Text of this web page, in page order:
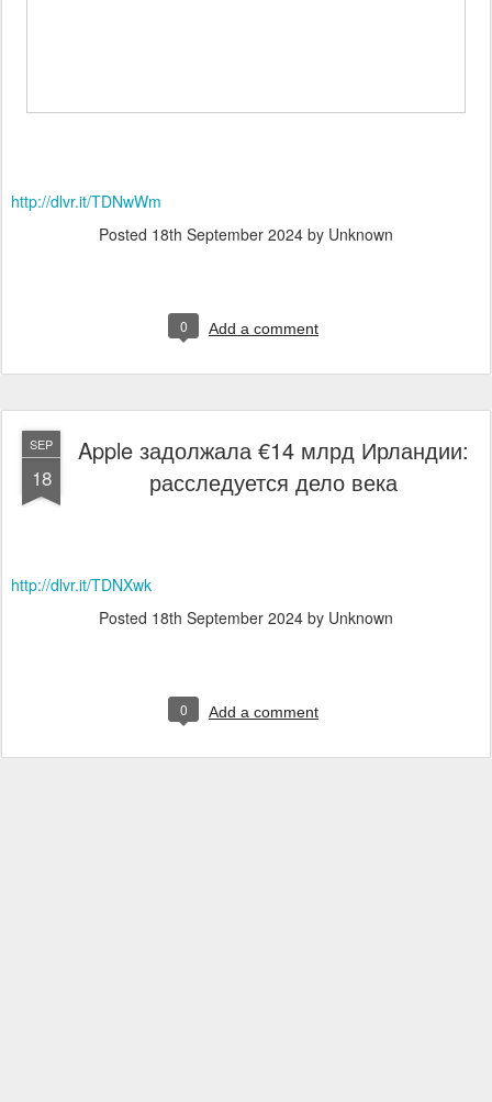
http://dlvr.it/TDNwWm
Posted 18th September 2024 by Unknown
0 Add a comment
SEP
18
Apple задолжала €14 млрд Ирландии:
расследуется дело века
http://dlvr.it/TDNXwk
Posted 18th September 2024 by Unknown
0 Add a comment